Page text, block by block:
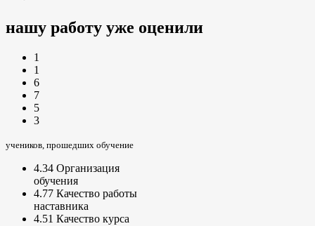
нашу работу уже оценили
1
1
6
7
5
3
учеников, прошедших обучение
4.34 Организация
обучения
4.77 Качество работы
наставника
4.51 Качество курса